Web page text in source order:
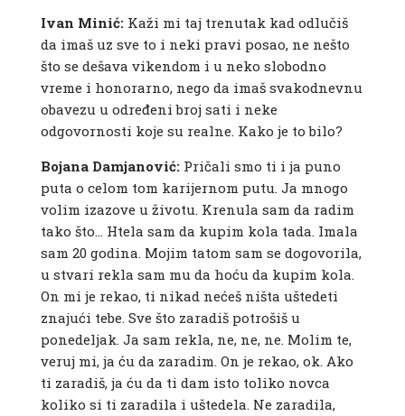
Ivan Minić: Kaži mi taj trenutak kad odlučiš
da imaš uz sve to i neki pravi posao, ne nešto
što se dešava vikendom i u neko slobodno
vreme i honorarno, nego da imaš svakodnevnu
obavezu u određeni broj sati i neke
odgovornosti koje su realne. Kako je to bilo?
Bojana Damjanović: Pričali smo ti i ja puno
puta o celom tom karijernom putu. Ja mnogo
volim izazove u životu. Krenula sam da radim
tako što… Htela sam da kupim kola tada. Imala
sam 20 godina. Mojim tatom sam se dogovorila,
u stvari rekla sam mu da hoću da kupim kola.
On mi je rekao, ti nikad nećeš ništa uštedeti
znajući tebe. Sve što zaradiš potrošiš u
ponedeljak. Ja sam rekla, ne, ne, ne. Molim te,
veruj mi, ja ću da zaradim. On je rekao, ok. Ako
ti zaradiš, ja ću da ti dam isto toliko novca
koliko si ti zaradila i uštedela. Ne zaradila,